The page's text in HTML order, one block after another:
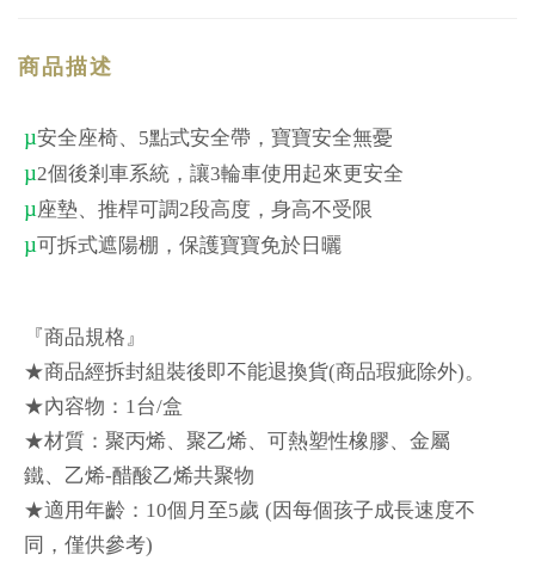
商品描述
µ安全座椅、 5點式安全帶，寶寶安全無憂
µ2個後剎 車系統，讓3輪車使用起來更安全
µ座墊、推桿可調2段高度，身高不受限
µ可拆式遮陽棚，保護寶寶免於日 曬
『商品規格』
★商品經拆封組裝後即不能退換貨(商品瑕疵除外)。
★內容物： 1台/盒
★材質：聚丙烯、聚乙烯、可熱塑性橡膠、金屬
鐵、乙烯-醋酸乙烯共聚物
★適用年齡： 10個月至5歲 (因每個孩子成長速度不
同，僅供參考)